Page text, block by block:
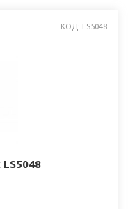
КОД: LS5048